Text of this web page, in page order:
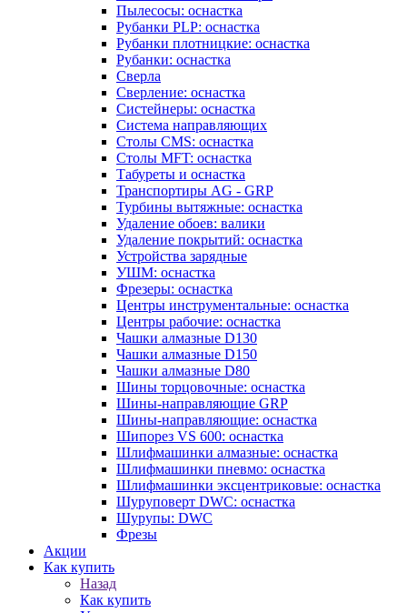
Пылесосы: оснастка
Рубанки PLP: оснастка
Рубанки плотницкие: оснастка
Рубанки: оснастка
Сверла
Сверление: оснастка
Систейнеры: оснастка
Система направляющих
Столы CMS: оснастка
Столы MFT: оснастка
Табуреты и оснастка
Транспортиры AG - GRP
Турбины вытяжные: оснастка
Удаление обоев: валики
Удаление покрытий: оснастка
Устройства зарядные
УШМ: оснастка
Фрезеры: оснастка
Центры инструментальные: оснастка
Центры рабочие: оснастка
Чашки алмазные D130
Чашки алмазные D150
Чашки алмазные D80
Шины торцовочные: оснастка
Шины-направляющие GRP
Шины-направляющие: оснастка
Шипорез VS 600: оснастка
Шлифмашинки алмазные: оснастка
Шлифмашинки пневмо: оснастка
Шлифмашинки эксцентриковые: оснастка
Шуруповерт DWC: оснастка
Шурупы: DWC
Фрезы
Акции
Как купить
Назад
Как купить